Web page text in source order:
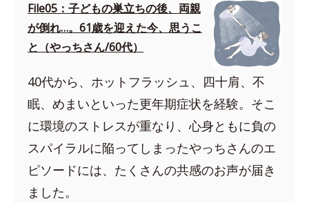
File05：子どもの巣立ちの後、両親
が倒れ…。61歳を迎えた今、思うこ
と（やっちさん/60代）
40代から、ホットフラッシュ、四十肩、不
眠、めまいといった更年期症状を経験。そこ
に環境のストレスが重なり、心身ともに負の
スパイラルに陥ってしまったやっちさんのエ
ピソードには、たくさんの共感のお声が届き
ました。